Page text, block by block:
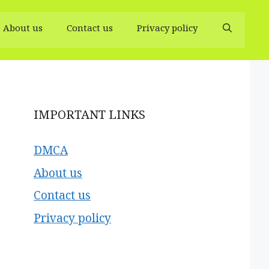
About us Contact us Privacy policy
IMPORTANT LINKS
DMCA
About us
Contact us
Privacy policy